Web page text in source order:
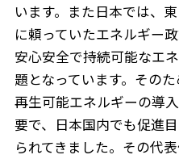
います。また日本では、
に頼っていたエネルギー
安心安全で持続可能なエ
題となっています。その
再生可能エネルギーの導
要で、日本国内でも促進
られてきました。その代